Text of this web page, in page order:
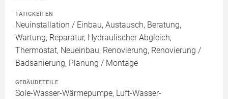
TÄTIGKEITEN
Neuinstallation / Einbau, Austausch, Beratung,
Wartung, Reparatur, Hydraulischer Abgleich,
Thermostat, Neueinbau, Renovierung, Renovierung /
Badsanierung, Planung / Montage
GEBÄUDETEILE
Sole-Wasser-Wärmepumpe, Luft-Wasser-